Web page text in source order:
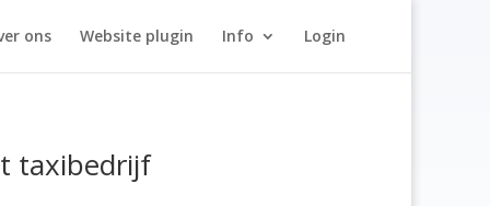
ons Website plugin Info Login
taxibedrijf